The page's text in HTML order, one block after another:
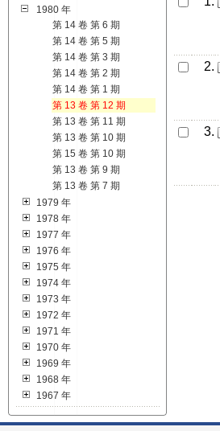
1980 年
第 14 卷 第 6 期
第 14 卷 第 5 期
第 14 卷 第 3 期
第 14 卷 第 2 期
第 14 卷 第 1 期
第 13 卷 第 12 期
第 13 卷 第 11 期
第 13 卷 第 10 期
第 15 卷 第 10 期
第 13 卷 第 9 期
第 13 卷 第 7 期
1979 年
1978 年
1977 年
1976 年
1975 年
1974 年
1973 年
1972 年
1971 年
1970 年
1969 年
1968 年
1967 年
2.
3.